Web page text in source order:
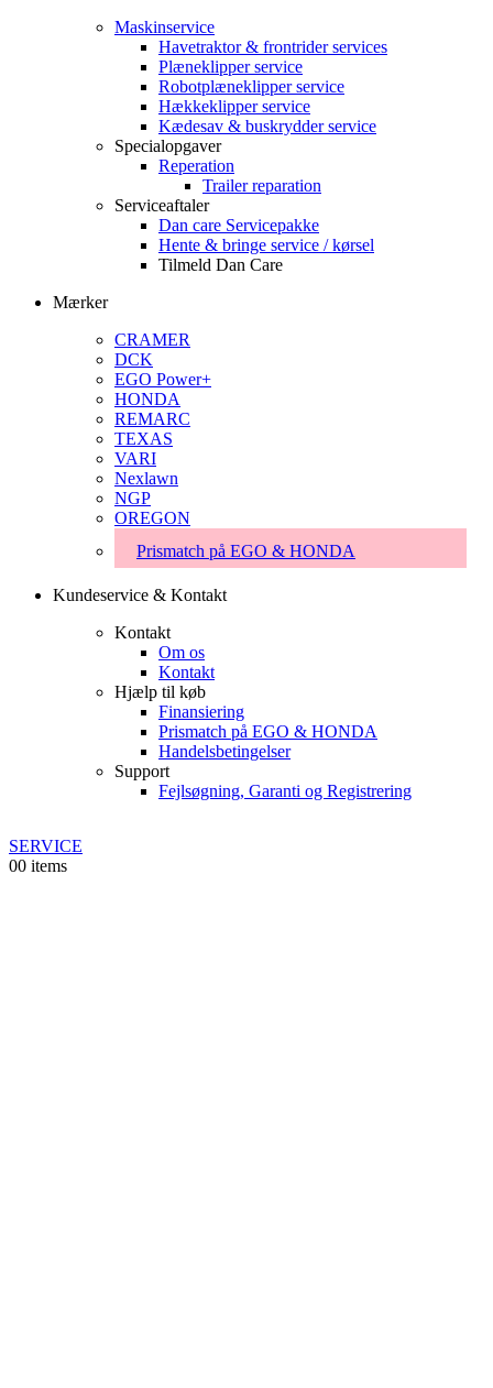
Maskinservice
Havetraktor & frontrider services
Plæneklipper service
Robotplæneklipper service
Hækkeklipper service
Kædesav & buskrydder service
Specialopgaver
Reperation
Trailer reparation
Serviceaftaler
Dan care Servicepakke
Hente & bringe service / kørsel
Tilmeld Dan Care
Mærker
CRAMER
DCK
EGO Power+
HONDA
REMARC
TEXAS
VARI
Nexlawn
NGP
OREGON
Prismatch på EGO & HONDA
Kundeservice & Kontakt
Kontakt
Om os
Kontakt
Hjælp til køb
Finansiering
Prismatch på EGO & HONDA
Handelsbetingelser
Support
Fejlsøgning, Garanti og Registrering
SERVICE
00 items